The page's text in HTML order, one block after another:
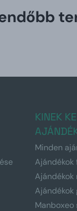
KINEK
Minden
Ajándékok
Ajándékok
Ajándékok
Manboxeo